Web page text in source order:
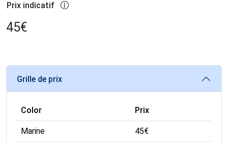
Prix indicatif
45€
Grille de prix
Color Prix
Marine 45€